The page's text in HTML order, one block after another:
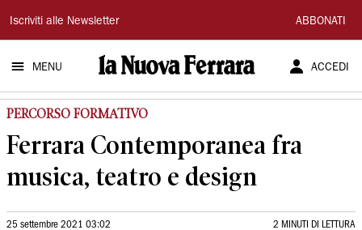
La
Nuova
Ferrara
Iscriviti alle Newsletter ABBONATI
MENU ACCEDI
PERCORSO FORMATIVO
Ferrara Contemporanea fra
musica, teatro e design
25 settembre 2021 03:02 2 MINUTI DI LETTURA